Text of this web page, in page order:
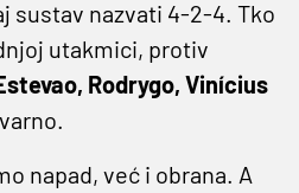
sustav nazvati 4-2-4. Tko
utakmici, protiv
Rodrygo, Vinícius
napad, već i obrana. A